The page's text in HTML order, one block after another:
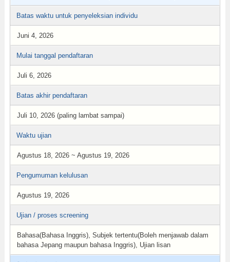
Batas waktu untuk penyeleksian individu
Juni 4, 2026
Mulai tanggal pendaftaran
Juli 6, 2026
Batas akhir pendaftaran
Juli 10, 2026 (paling lambat sampai)
Waktu ujian
Agustus 18, 2026 ~ Agustus 19, 2026
Pengumuman kelulusan
Agustus 19, 2026
Ujian / proses screening
Bahasa(Bahasa Inggris), Subjek tertentu(Boleh menjawab dalam
bahasa Jepang maupun bahasa Inggris), Ujian lisan